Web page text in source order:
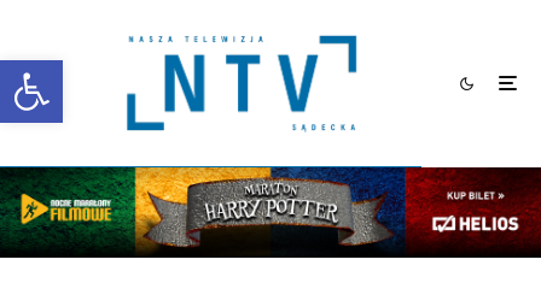
Otwórz pasek narzędzi